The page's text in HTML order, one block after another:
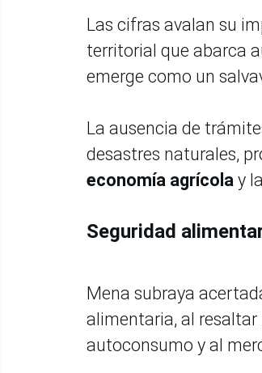
Las cifras avalan su
territorial que abarca
emerge como un
La ausencia de
desastres naturales,
economía agrícola y
Seguridad
Mena subraya
alimentaria, al
autoconsumo y al